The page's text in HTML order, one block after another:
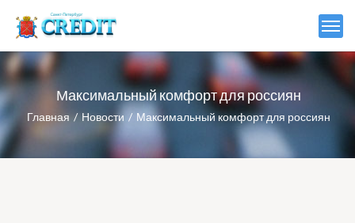
Максимальный комфорт для россиян
Главная Новости Максимальный комфорт для россиян